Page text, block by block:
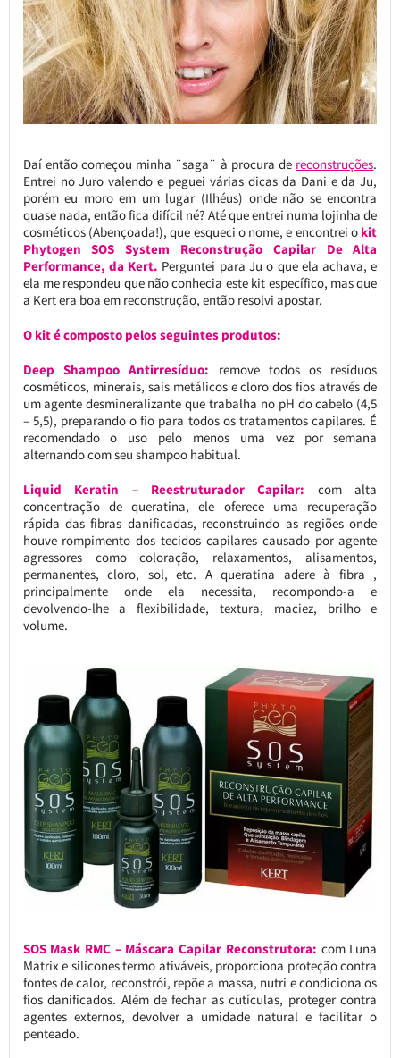
Daí então começou minha ¨saga¨ à procura de reconstruções.
Entrei no Juro valendo e peguei várias dicas da Dani e da Ju,
porém eu moro em um lugar (Ilhéus) onde não se encontra
quase nada, então fica difícil né? Até que entrei numa lojinha de
cosméticos (Abençoada!), que esqueci o nome, e encontrei o kit
Phytogen SOS System Reconstrução Capilar De Alta
Performance, da Kert. Perguntei para Ju o que ela achava, e
ela me respondeu que não conhecia este kit específico, mas que
a Kert era boa em reconstrução, então resolvi apostar.
O kit é composto pelos seguintes produtos:
Deep Shampoo Antirresíduo: remove todos os resíduos
cosméticos, minerais, sais metálicos e cloro dos fios através de
um agente desmineralizante que trabalha no pH do cabelo (4,5
– 5,5), preparando o fio para todos os tratamentos capilares. É
recomendado o uso pelo menos uma vez por semana
alternando com seu shampoo habitual.
Liquid Keratin – Reestruturador Capilar: com alta
concentração de queratina, ele oferece uma recuperação
rápida das fibras danificadas, reconstruindo as regiões onde
houve rompimento dos tecidos capilares causado por agente
agressores como coloração, relaxamentos, alisamentos,
permanentes, cloro, sol, etc. A queratina adere à fibra ,
principalmente onde ela necessita, recompondo-a e
devolvendo-lhe a flexibilidade, textura, maciez, brilho e
volume.
SOS Mask RMC – Máscara Capilar Reconstrutora: com Luna
Matrix e silicones termo ativáveis, proporciona proteção contra
fontes de calor, reconstrói, repõe a massa, nutri e condiciona os
fios danificados. Além de fechar as cutículas, proteger contra
agentes externos, devolver a umidade natural e facilitar o
penteado.